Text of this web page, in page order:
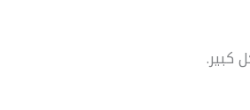
كبير.